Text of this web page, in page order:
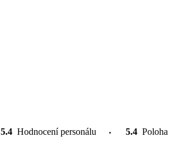
5.4 Hodnocení personálu 5.4 Poloha